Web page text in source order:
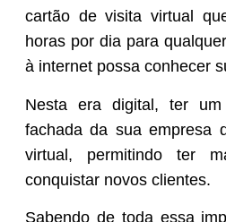
cartão de visita virtual
horas por dia para
à internet possa conhecer
Nesta era digital, ter
fachada da sua empresa
virtual, permitindo ter
conquistar novos clientes.
Sabendo de toda essa